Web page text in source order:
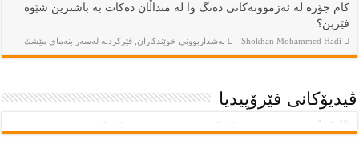
کام جۆرە لە ئەزموونەکانی دەنگ وا لە منداڵان دەکات بە باشترین شێوە
فێربن؟
Shokhan Mohammed Hadi بەشداربوونی خوێندكاران ,فێركردنە لەسەر بنەماى مێشك
ڤيديۆكانى فێرۆپيديا